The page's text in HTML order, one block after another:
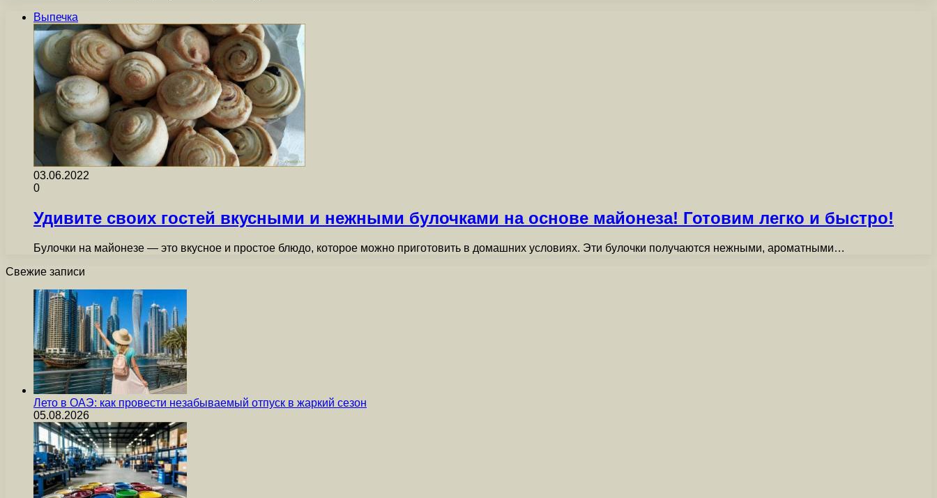
Выпечка
03.06.2022
0
Удивите своих гостей вкусными и нежными булочками на основе майонеза! Готовим легко и быстро!
Булочки на майонезе — это вкусное и простое блюдо, которое можно приготовить в домашних условиях. Эти булочки получаются нежными, ароматными…
Свежие записи
Лето в ОАЭ: как провести незабываемый отпуск в жаркий сезон
05.08.2026